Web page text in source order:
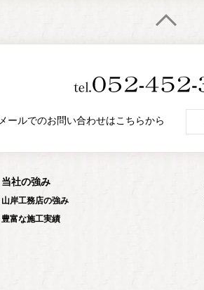
メールでのお問い合わせはこちらから
当社の強み
山岸工務店の強み
豊富な施工実績